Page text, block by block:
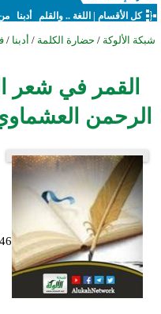
كل الأقسام اللغة .. والقلم أدبنا
شبكة الألوكة / حضارة الكلمة / أدبنا /
القمر في شعر
الرحمن